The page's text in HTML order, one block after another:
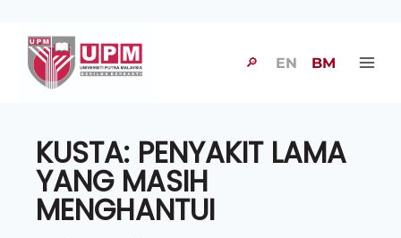
🔎 EN BM
KUSTA: PENYAKIT LAMA
YANG MASIH
MENGHANTUI